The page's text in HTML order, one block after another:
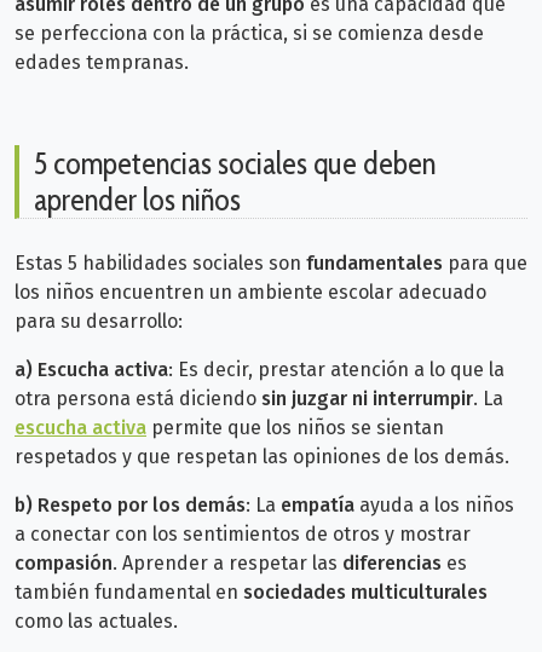
se perfecciona con la práctica, si se comienza desde
edades tempranas.
5 competencias sociales que deben
aprender los niños
Estas 5 habilidades sociales son fundamentales para que
los niños encuentren un ambiente escolar adecuado
para su desarrollo:
a) Escucha activa: Es decir, prestar atención a lo que la
otra persona está diciendo sin juzgar ni interrumpir. La
escucha activa permite que los niños se sientan
respetados y que respetan las opiniones de los demás.
b) Respeto por los demás: La empatía ayuda a los niños
a conectar con los sentimientos de otros y mostrar
compasión. Aprender a respetar las diferencias es
también fundamental en sociedades multiculturales
como las actuales.